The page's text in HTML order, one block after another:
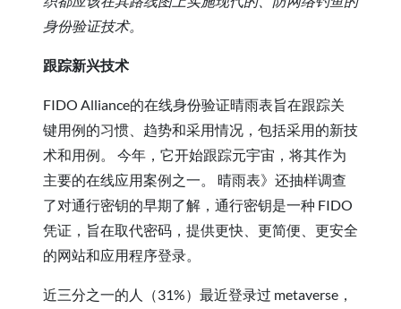
身份验证技术。
跟踪新兴技术
FIDO Alliance的在线身份验证晴雨表旨在跟踪关
键用例的习惯、趋势和采用情况，包括采用的新技
术和用例。 今年，它开始跟踪元宇宙，将其作为
主要的在线应用案例之一。 晴雨表》还抽样调查
了对通行密钥的早期了解，通行密钥是一种 FIDO
凭证，旨在取代密码，提供更快、更简便、更安全
的网站和应用程序登录。
近三分之一的人（31%）最近登录过 metaverse，